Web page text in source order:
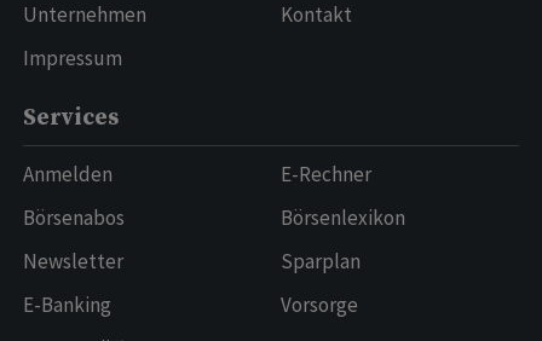
Unternehmen
Impressum
Kontakt
Services
Anmelden
Börsenabos
Newsletter
E-Banking
E-Rechner
Börsenlexikon
Sparplan
Vorsorge